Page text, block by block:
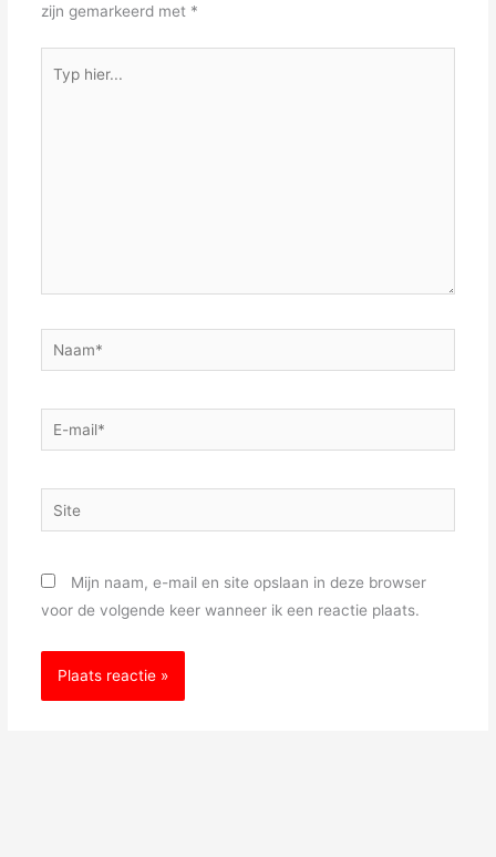
zijn gemarkeerd met *
hier...
Naam*
E-
mail*
Site
Mijn naam, e-mail en site opslaan in deze browser
voor de volgende keer wanneer ik een reactie plaats.